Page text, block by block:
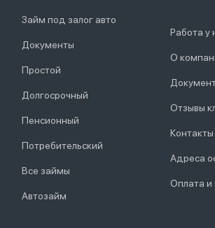
Займ под залог авто
Документы
Простой
Долгосрочный
Пенсионный
Потребительский
Все займы
Автозайм
Работа у
О
Отзывы
Контакты
Адреса
Оплата и